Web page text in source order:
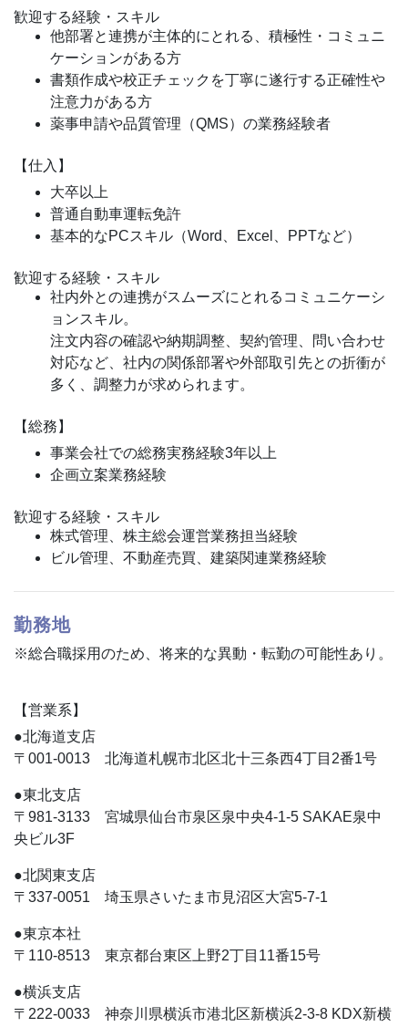
歓迎する経験・スキル
他部署と連携が主体的にとれる、積極性・コミュニ
ケーションがある方
書類作成や校正チェックを丁寧に遂行する正確性や
注意力がある方
薬事申請や品質管理（QMS）の業務経験者
【仕入】
大卒以上
普通自動車運転免許
基本的なPCスキル（Word、Excel、PPTなど）
歓迎する経験・スキル
社内外との連携がスムーズにとれるコミュニケーシ
ョンスキル。
注文内容の確認や納期調整、契約管理、問い合わせ
対応など、社内の関係部署や外部取引先との折衝が
多く、調整力が求められます。
【総務】
事業会社での総務実務経験3年以上
企画立案業務経験
歓迎する経験・スキル
株式管理、株主総会運営業務担当経験
ビル管理、不動産売買、建築関連業務経験
勤務地
※総合職採用のため、将来的な異動・転勤の可能性あり。
【営業系】
●北海道支店
〒001-0013 北海道札幌市北区北十三条西4丁目2番1号
●東北支店
〒981-3133 宮城県仙台市泉区泉中央4-1-5 SAKAE泉中
央ビル3F
●北関東支店
〒337-0051 埼玉県さいたま市見沼区大宮5-7-1
●東京本社
〒110-8513 東京都台東区上野2丁目11番15号
●横浜支店
〒222-0033 神奈川県横浜市港北区新横浜2-3-8 KDX新横